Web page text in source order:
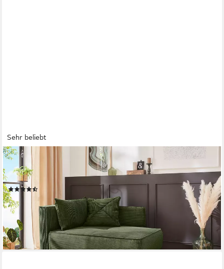
Sehr beliebt
JOCKENHÖFER GRUPPE
Recamiere Rex, B: 155 cm, Liegefl. 88x200 cm, mit
Schlaffunktion, Bettkasten & Zierkissen, Federkern
399,99 € UVP599,99 €
-33%
lieferbar in 4 Wochen
+3